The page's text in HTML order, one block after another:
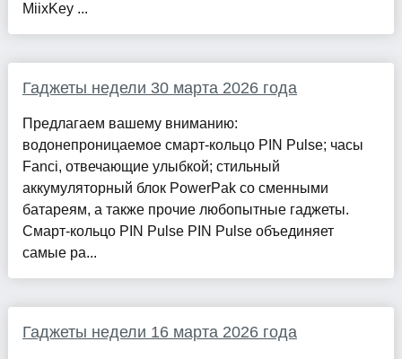
MiixKey ...
Гаджеты недели 30 марта 2026 года
Предлагаем вашему вниманию:
водонепроницаемое смарт-кольцо PIN Pulse; часы
Fanci, отвечающие улыбкой; стильный
аккумуляторный блок PowerPak со сменными
батареям, а также прочие любопытные гаджеты.
Смарт-кольцо PIN Pulse PIN Pulse объединяет
самые ра...
Гаджеты недели 16 марта 2026 года